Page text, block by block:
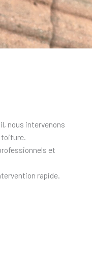
nous intervenons
toiture.
et
rapide.